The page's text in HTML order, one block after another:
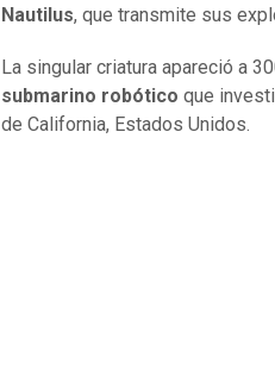
Nautilus, que transmite sus
La singular criatura apareció a
submarino robótico que
de California, Estados Unidos.